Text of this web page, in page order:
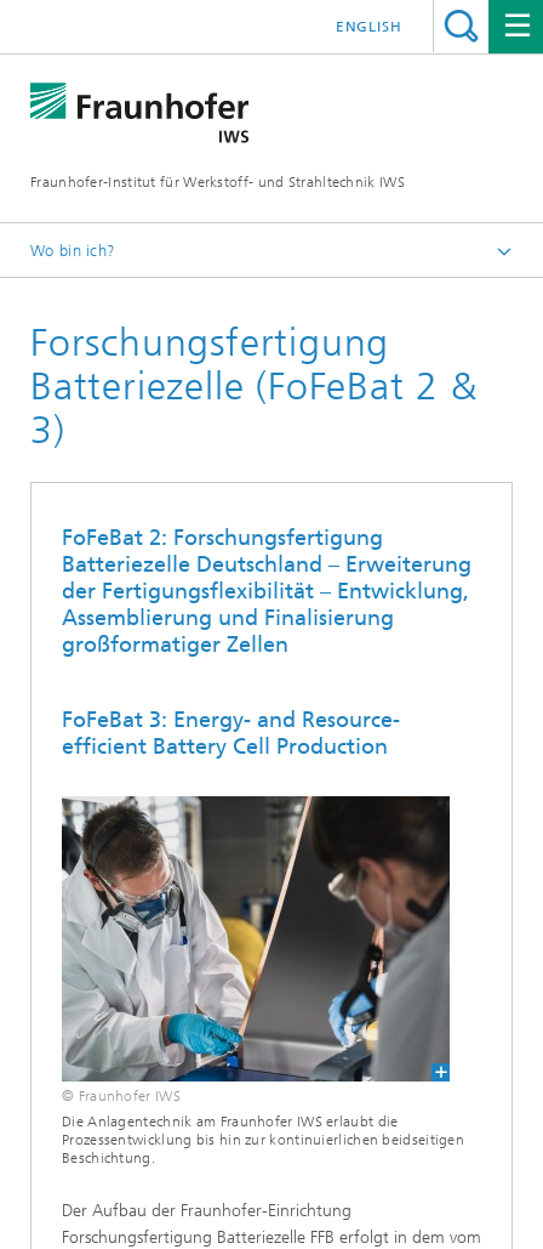
Fraunhofer-Institut für Werkstoff- und Strahltechnik IWS
ENGLISH
Wo bin ich?
Technologien und Kompetenzen
Batterietechnik
Forschungsfertigung
Batteriezelle (FoFeBat 2 &
3)
FoFeBat 2: Forschungsfertigung
Batteriezelle Deutschland – Erweiterung
der Fertigungsflexibilität – Entwicklung,
Assemblierung und Finalisierung
großformatiger Zellen
FoFeBat 3: Energy- and Resource-
efficient Battery Cell Production
© Fraunhofer IWS
Die Anlagentechnik am Fraunhofer IWS erlaubt die
Prozessentwicklung bis hin zur kontinuierlichen beidseitigen
Beschichtung.
Der Aufbau der Fraunhofer-Einrichtung
Forschungsfertigung Batteriezelle FFB erfolgt in dem vom